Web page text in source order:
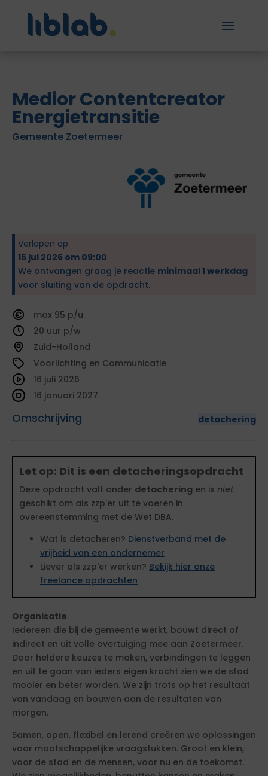
Medior Contentcreator
Energietransitie
Gemeente Zoetermeer
Verlopen op:
16 jul 2026 om 09:00
We ontvangen graag je reactie minimaal 1 werkdag
voor sluiting van de opdracht.
95
20
Zuid-Holland
Voorlichting en Communicatie
Omschrijving detachering
16 juli 2026
16 januari 2027
Let op: Dit is een detacheringsopdracht
Deze opdracht valt onder detachering en is niet
geschikt om als zzp'er uit te voeren in
overeenstemming met de Wet DBA.
Wat is detacheren? Dienstverband met de
vrijheid van een ondernemer
Liever als zzp'er werken? Bekijk hier onze
freelance opdrachten
Organisatie
Iedereen die bij de gemeente werkt, bouwt direct of
indirect en uit volle overtuiging mee aan Zoetermeer.
Door heldere keuzes te maken, verbindingen te leggen
en uit te gaan van ieders eigen kracht zien we de stad
mooier en beter worden. We zijn trots op het resultaat
van vandaag en bouwen aan de resultaten van
morgen.
Samen, open, flexibel en lerend creëren we oplossingen
voor maatschappelijke vraagstukken. Groot en klein,
voor de stad en de mensen, voor nu en de toekomst.